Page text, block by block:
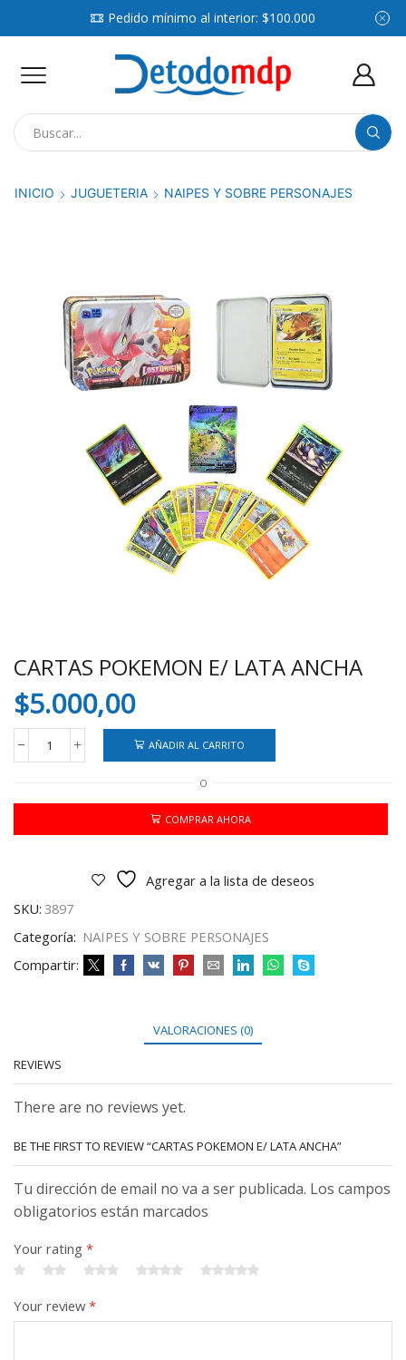
Pedido mínimo al interior: $100.000
INICIO JUGUETERIA NAIPES Y SOBRE PERSONAJES
CARTAS POKEMON E/ LATA ANCHA
$5.000,00
CARTAS
POKEMON
LATA
cantidad
AÑADIR AL CARRITO
O
COMPRAR AHORA
Agregar a la lista de deseos
SKU: 3897
Categoría: NAIPES Y SOBRE PERSONAJES
Compartir:
VALORACIONES (0)
REVIEWS
There are no reviews yet.
BE THE FIRST TO REVIEW “CARTAS POKEMON E/ LATA ANCHA”
Tu dirección de email no va a ser publicada. Los campos
obligatorios están marcados
Your rating *
Your review*